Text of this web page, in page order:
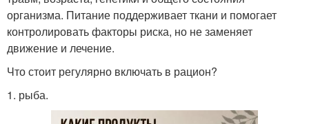
организма. Питание поддерживает ткани и помогает
контролировать факторы риска, но не заменяет
движение и лечение.
Что стоит регулярно включать в рацион?
1. рыба.